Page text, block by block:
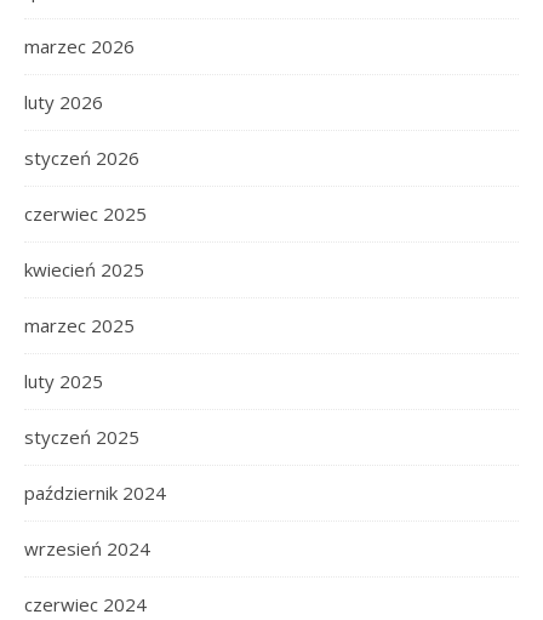
marzec 2026
luty 2026
styczeń 2026
czerwiec 2025
kwiecień 2025
marzec 2025
luty 2025
styczeń 2025
październik 2024
wrzesień 2024
czerwiec 2024